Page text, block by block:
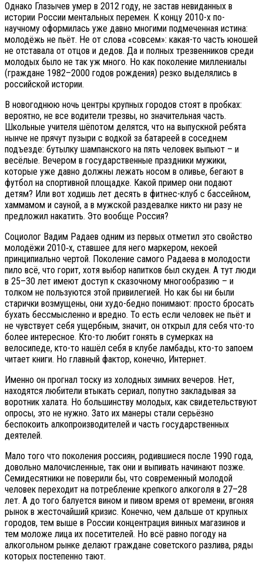
Однако Глазычев умер в 2012 году, не застав невиданных в
истории России ментальных перемен. К концу 2010-х по-
научному оформилась уже давно многими подмеченная истина:
молодёжь не пьёт. Не от слова «совсем»: какая-то часть юношей
не отставала от отцов и дедов. Да и полных трезвенников среди
молодых было не так уж много. Но как поколение миллениалы
(граждане 1982–2000 годов рождения) резко выделялись в
российской истории.
В новогоднюю ночь центры крупных городов стоят в пробках:
вероятно, не все водители трезвы, но значительная часть.
Школьные учителя шёпотом делятся, что на выпускной ребята
нынче не прячут пузыри с водкой за батареей в соседнем
подъезде: бутылку шампанского на пять человек выпьют – и
весёлые. Вечером в государственные праздники мужики,
которые уже давно должны лежать носом в оливье, бегают в
футбол на спортивной площадке. Какой пример они подают
детям? Или вот ходишь лет десять в фитнес-клуб с бассейном,
хаммамом и сауной, а в мужской раздевалке никто ни разу не
предложил накатить. Это вообще Россия?
Социолог Вадим Радаев одним из первых отметил это свойство
молодёжи 2010‑х, ставшее для него маркером, некоей
принципиально чертой. Поколение самого Радаева в молодости
пило всё, что горит, хотя выбор напитков был скуден. А тут люди
в 25–30 лет имеют доступ к сказочному многообразию – и
толком не пользуются этой привилегией. Но как бы ни были
старички возмущены, они худо-бедно понимают: просто бросать
бухать бессмысленно и вредно. То есть если человек не пьёт и
не чувствует себя ущербным, значит, он открыл для себя что-то
более интересное. Кто-то любит гонять в сумерках на
велосипеде, кто-то нашёл себя в клубе ламбады, кто-то запоем
читает книги. Но главный фактор, конечно, Интернет.
Именно он прогнал тоску из холодных зимних вечеров. Нет,
находятся любители втыкать сериал, попутно закладывая за
воротник халата. Но большинству молодых, как свидетельствуют
опросы, это не нужно. Зато их манеры стали серьёзно
беспокоить алкопроизводителей и часть государственных
деятелей.
Мало того что поколения россиян, родившиеся после 1990 года,
довольно малочисленные, так они и выпивать начинают позже.
Семидесятники не поверили бы, что современный молодой
человек переходит на потребление крепкого алкоголя в 27–28
лет. А до того балуется вином и пивом время от времени, вгоняя
рынок в жесточайший кризис. Конечно, чем дальше от крупных
городов, тем выше в России концентрация винных магазинов и
тем моложе лица их посетителей. Но всё равно погоду на
алкогольном рынке делают граждане советского разлива, ряды
которых постепенно тают.